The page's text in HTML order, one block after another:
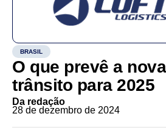
BRASIL
O que prevê a
trânsito para 2025
Da redação
28 de dezembro de 2024